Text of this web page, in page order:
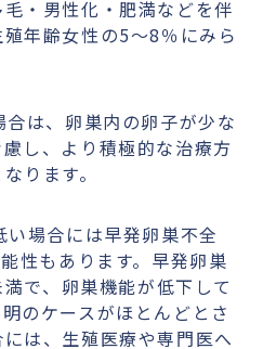
・男性化・肥満などを伴
年齢女性の5〜8％にみら
は、卵巣内の卵子が少な
し、より積極的な治療方
ります。
場合には早発卵巣不全
性もあります。早発卵巣
で、卵巣機能が低下して
のケースがほとんどとさ
は、生殖医療や専門医へ